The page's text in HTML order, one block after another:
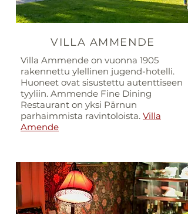
VILLA AMMENDE
Villa Ammende on vuonna 1905
rakennettu ylellinen jugend-hotelli.
Huoneet ovat sisustettu autenttiseen
tyyliin. Ammende Fine Dining
Restaurant on yksi Pärnun
parhaimmista ravintoloista. Villa
Amende